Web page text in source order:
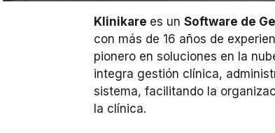
Klinikare es un Software de
con más de 16 años de
pionero en soluciones en la
integra gestión clínica,
sistema, facilitando la
la clínica.